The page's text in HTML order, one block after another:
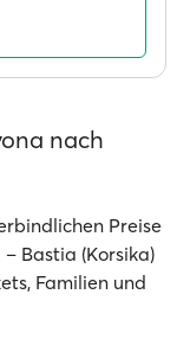
nach
Preise
Bastia (Korsika)
Familien und